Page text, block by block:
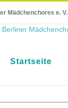
Mädchenchores e. V.
Startseite